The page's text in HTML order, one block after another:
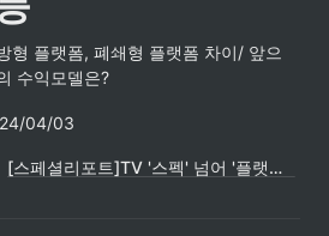
형 플랫폼, 폐쇄형 플랫폼 차이/ 앞으
수익모델은?
04/03
[스페셜리포트]TV '스펙' 넘어 '플랫폼' 주도권 경쟁